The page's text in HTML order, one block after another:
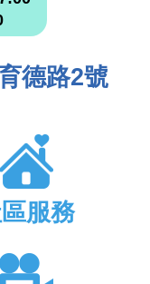
德路2號
服務